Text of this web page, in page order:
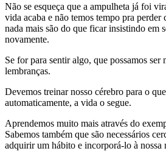
Não se esqueça que a ampulheta já foi
vida acaba e não temos tempo pra perder
nada mais são do que ficar insistindo em
novamente.
Se for para sentir algo, que possamos ser
lembranças.
Devemos treinar nosso cérebro para o
automaticamente, a vida o segue.
Aprendemos muito mais através do
Sabemos também que são necessários
adquirir um hábito e incorporá-lo à nossa